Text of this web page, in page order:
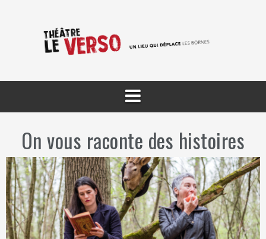
On vous raconte des histoires